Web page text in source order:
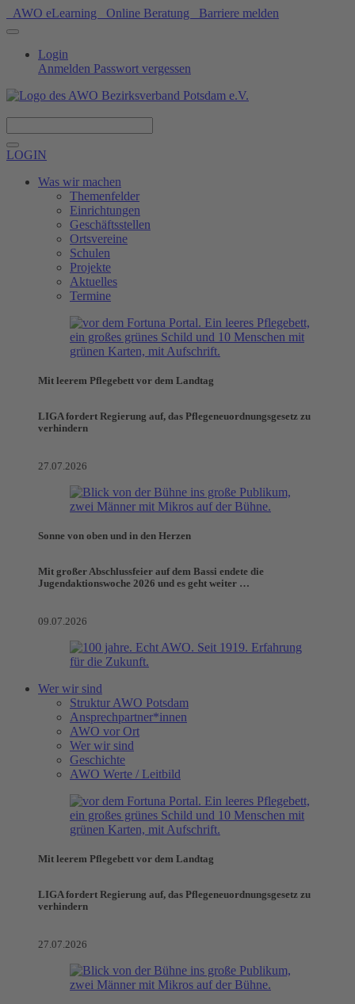
AWO eLearning Online Beratung Barriere melden
Login
Anmelden Passwort vergessen
LOGIN
Was wir machen
Themenfelder
Einrichtungen
Geschäftsstellen
Ortsvereine
Schulen
Projekte
Aktuelles
Termine
Mit leerem Pflegebett vor dem Landtag
LIGA fordert Regierung auf, das Pflegeneuordnungsgesetz zu
verhindern
27.07.2026
Sonne von oben und in den Herzen
Mit großer Abschlussfeier auf dem Bassi endete die
Jugendaktionswoche 2026 und es geht weiter …
09.07.2026
Wer wir sind
Struktur AWO Potsdam
Ansprechpartner*innen
AWO vor Ort
Wer wir sind
Geschichte
AWO Werte / Leitbild
Mit leerem Pflegebett vor dem Landtag
LIGA fordert Regierung auf, das Pflegeneuordnungsgesetz zu
verhindern
27.07.2026